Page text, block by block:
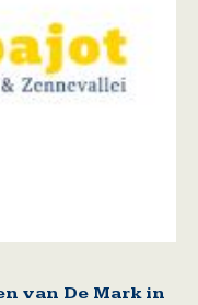
van De Mark in